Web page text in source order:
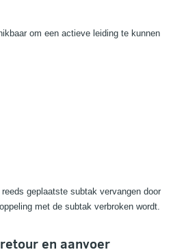
om een actieve leiding te kunnen
geplaatste subtak vervangen door
met de subtak verbroken wordt.
en aanvoer